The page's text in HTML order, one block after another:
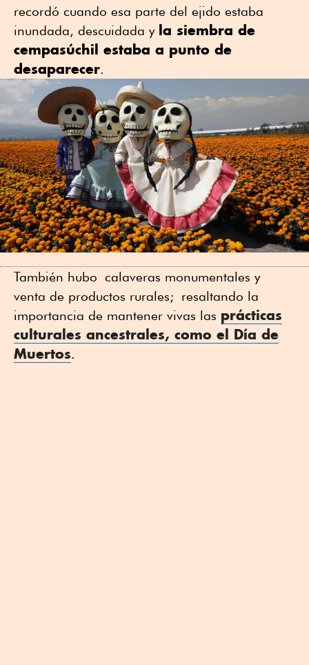
recordó cuando esa parte del ejido estaba
inundada, descuidada y la siembra de
cempasúchil estaba a punto de
desaparecer.
También hubo calaveras monumentales y
venta de productos rurales; resaltando la
importancia de mantener vivas las prácticas
culturales ancestrales, como el Día de
Muertos.